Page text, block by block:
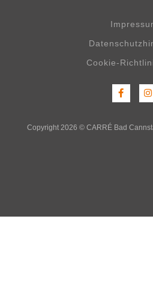
Cookie-
Copyright 2026 © CARRÉ Bad